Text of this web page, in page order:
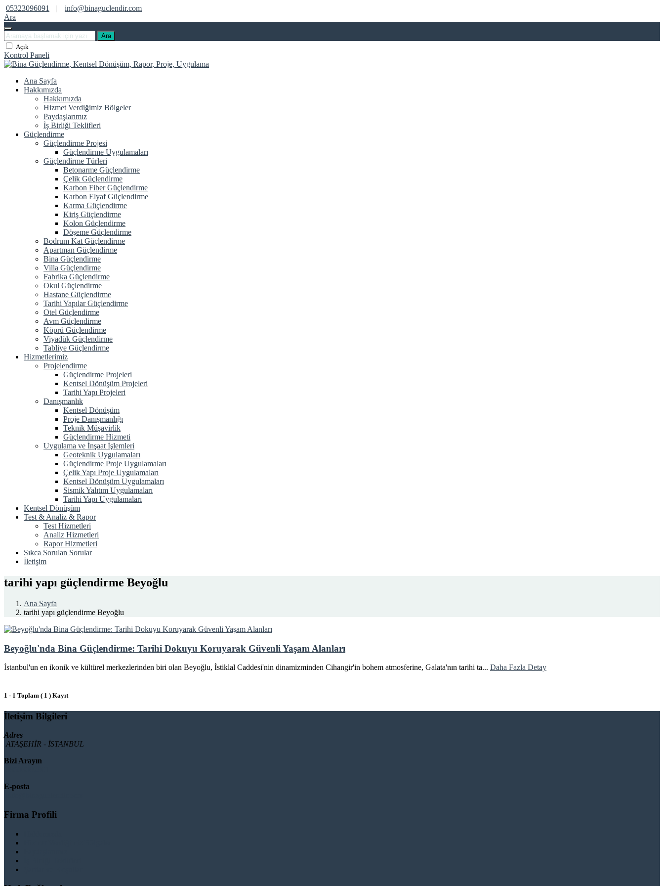
05323096091 |
info@binaguclendir.com
Ara
Ara
Açık
Kontrol Paneli
Ana Sayfa
Hakkımızda
Hakkımızda
Hizmet Verdiğimiz Bölgeler
Paydaşlarımız
İş Birliği Teklifleri
Güçlendirme
Güçlendirme Projesi
Güçlendirme Uygulamaları
Güçlendirme Türleri
Betonarme Güçlendirme
Çelik Güçlendirme
Karbon Fiber Güçlendirme
Karbon Elyaf Güçlendirme
Karma Güçlendirme
Kiriş Güçlendirme
Kolon Güçlendirme
Döşeme Güçlendirme
Bodrum Kat Güçlendirme
Apartman Güçlendirme
Bina Güçlendirme
Villa Güçlendirme
Fabrika Güçlendirme
Okul Güçlendirme
Hastane Güçlendirme
Tarihi Yapılar Güçlendirme
Otel Güçlendirme
Avm Güçlendirme
Köprü Güçlendirme
Viyadük Güçlendirme
Tabliye Güçlendirme
Hizmetlerimiz
Projelendirme
Güçlendirme Projeleri
Kentsel Dönüşüm Projeleri
Tarihi Yapı Projeleri
Danışmanlık
Kentsel Dönüşüm
Proje Danışmanlığı
Teknik Müşavirlik
Güçlendirme Hizmeti
Uygulama ve İnşaat İşlemleri
Geoteknik Uygulamaları
Güçlendirme Proje Uygulamaları
Çelik Yapı Proje Uygulamaları
Kentsel Dönüşüm Uygulamaları
Sismik Yalıtım Uygulamaları
Tarihi Yapı Uygulamaları
Kentsel Dönüşüm
Test & Analiz & Rapor
Test Hizmetleri
Analiz Hizmetleri
Rapor Hizmetleri
Sıkca Sorulan Sorular
İletişim
tarihi yapı güçlendirme Beyoğlu
Ana Sayfa
tarihi yapı güçlendirme Beyoğlu
Beyoğlu'nda Bina Güçlendirme: Tarihi Dokuyu Koruyarak Güvenli Yaşam Alanları
İstanbul'un en ikonik ve kültürel merkezlerinden biri olan Beyoğlu, İstiklal Caddesi'nin dinamizminden Cihangir'in bohem atmosferine, Galata'nın tarihi ta... Daha Fazla Detay
1 - 1 Toplam ( 1 ) Kayıt
İletişim Bilgileri
Adres
ATAŞEHİR - İSTANBUL
Bizi Arayın
E-posta
Firma Profili